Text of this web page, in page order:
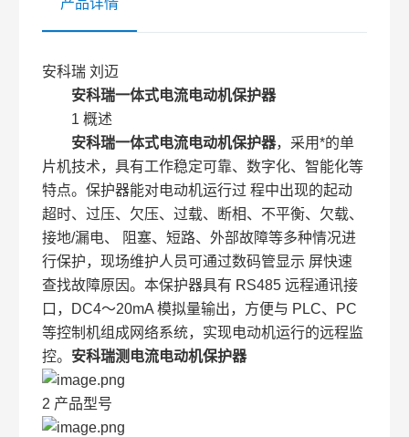
产品详情
安科瑞 刘迈
安科瑞一体式电流电动机保护器
1 概述
安科瑞一体式电流电动机保护器，采用*的单
片机技术，具有工作稳定可靠、数字化、智能化等
特点。保护器能对电动机运行过 程中出现的起动
超时、过压、欠压、过载、断相、不平衡、欠载、
接地/漏电、 阻塞、短路、外部故障等多种情况进
行保护，现场维护人员可通过数码管显示 屏快速
查找故障原因。本保护器具有 RS485 远程通讯接
口，DC4～20mA 模拟量输出，方便与 PLC、PC
等控制机组成网络系统，实现电动机运行的远程监
控。 安科瑞测电流电动机保护器
2 产品型号